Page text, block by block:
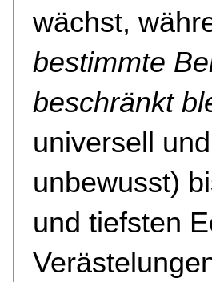
wächst,
bestimmte
beschränkt
universell
unbewusst)
und tiefsten